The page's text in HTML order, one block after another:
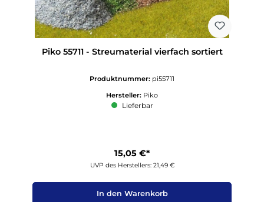
Piko 55711 - Streumaterial vierfach sortiert
Produktnummer: pi55711
Hersteller: Piko
Lieferbar
15,05 €*
UVP des Herstellers: 21,49 €
In den Warenkorb